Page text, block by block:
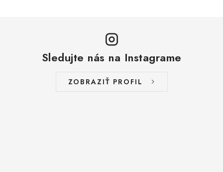
Sledujte nás na Instagrame
ZOBRAZIŤ PROFIL